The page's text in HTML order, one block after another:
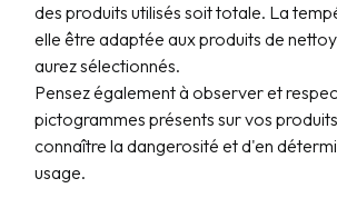
des produits utilisés soit totale. La
elle être adaptée aux produits de
aurez sélectionnés.
Pensez également à observer et
pictogrammes présents sur vos
connaître la dangerosité et d'en
usage.